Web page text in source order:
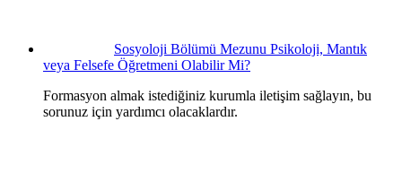
Sosyoloji Bölümü Mezunu Psikoloji, Mantık
veya Felsefe Öğretmeni Olabilir Mi?
Formasyon almak istediğiniz kurumla iletişim sağlayın, bu
sorunuz için yardımcı olacaklardır.